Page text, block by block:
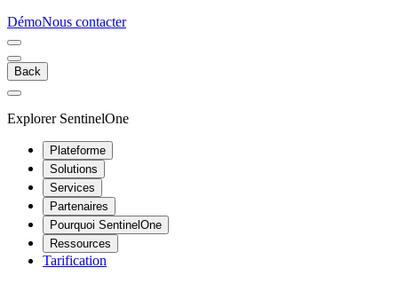
DémoNous contacter
Back
Explorer SentinelOne
Plateforme
Solutions
Services
Partenaires
Pourquoi SentinelOne
Ressources
Tarification